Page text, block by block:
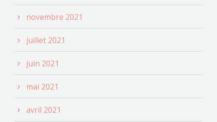
novembre 2021
juillet 2021
juin 2021
mai 2021
avril 2021